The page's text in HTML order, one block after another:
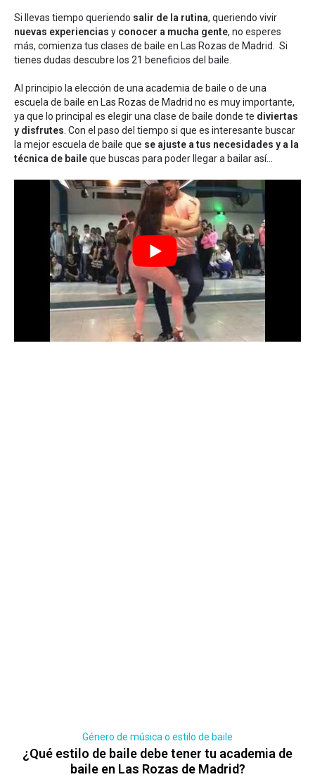
Si llevas tiempo queriendo salir de la rutina, queriendo vivir
nuevas experiencias y conocer a mucha gente, no esperes
más, comienza tus clases de baile en Las Rozas de Madrid. Si
tienes dudas descubre los 21 beneficios del baile.
Al principio la elección de una academia de baile o de una
escuela de baile en Las Rozas de Madrid no es muy importante,
ya que lo principal es elegir una clase de baile donde te diviertas
y disfrutes. Con el paso del tiempo si que es interesante buscar
la mejor escuela de baile que se ajuste a tus necesidades y a la
técnica de baileque buscas para poder llegar a bailar así...
Género de música o estilo de baile
¿Qué estilo de baile debe tener tu academia de
baile en Las Rozas de Madrid?